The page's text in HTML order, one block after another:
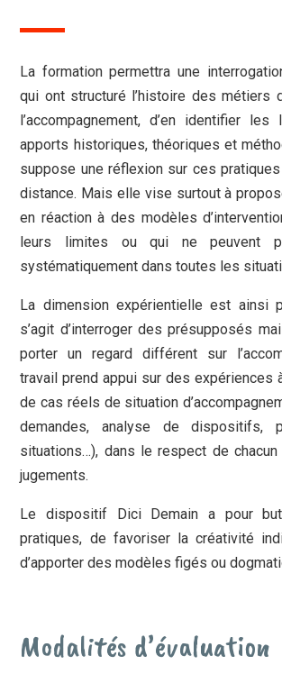
La formation permettra une
qui ont structuré l’histoire des métiers
l’accompagnement, d’en identifier
apports historiques, théoriques et
suppose une réflexion sur ces
distance. Mais elle vise surtout à
en réaction à des modèles
leurs limites ou qui ne peuvent
systématiquement dans toutes les
La dimension expérientielle est ainsi
s’agit d’interroger des présupposés
porter un regard différent sur
travail prend appui sur des expériences
de cas réels de situation
demandes, analyse de dispositifs,
situations…), dans le respect de chacun
jugements.
Le dispositif Dici Demain a pour
pratiques, de favoriser la créativité
d’apporter des modèles figés ou
Modalités d’évaluation